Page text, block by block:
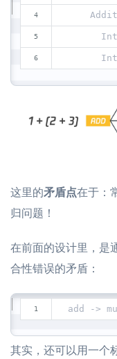
这里的矛盾点在于：
归问题！
在前面的设计里，是
合性错误的矛盾：
add ->
其实，还可以用一个